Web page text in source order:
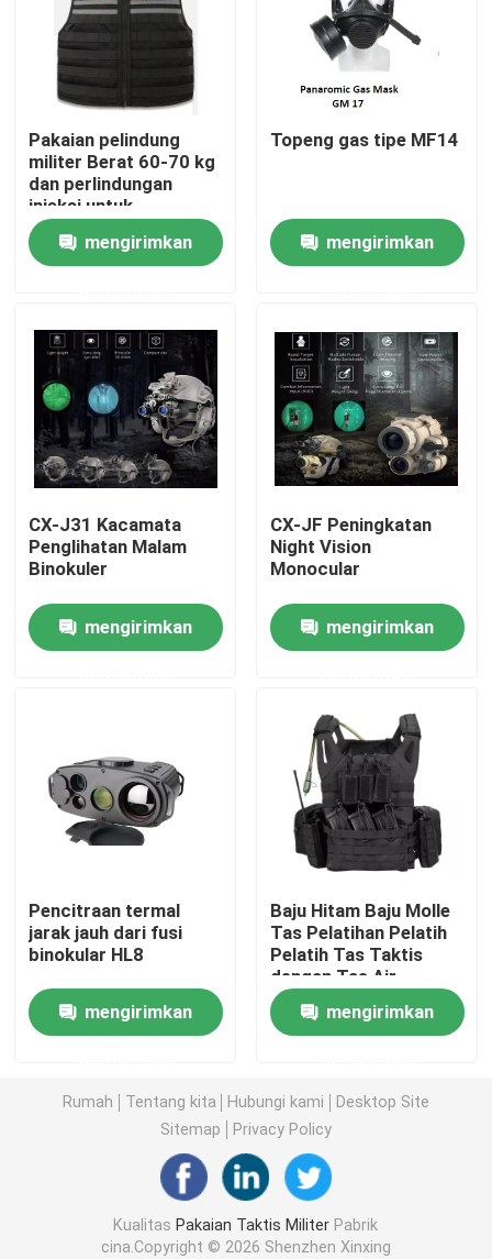
Rumah
Produk
video
Tentang Kami
Tur Pabrik
Kontrol Kualitas
Berita
Minta Kutipan
Rompi anti peluru taktis militer
Helm Balistik Taktis
Peralatan anti peluru
Ransel Taktis Militer
Perlengkapan Luar Ruangan Taktis
Sepatu Taktis Tempur
Rompi Taktis Tempur
Pakaian pelindung
militer Berat 60-70 kg
dan perlindungan
injeksi untuk
ukuran/tinggi/berat/area
pelindungmengirimkan
Topeng gas tipe MF14
mengirimkan
CX-J31 Kacamata
Penglihatan Malam
Binokuler
mengirimkan
CX-JF Peningkatan
Night Vision
Monocular
mengirimkan
Pencitraan termal
jarak jauh dari fusi
binokular HL8
mengirimkan
Baju Hitam Baju Molle
Tas Pelatihan Pelatih
Pelatih Tas Taktis
dengan Tas Air
mengirimkan
Rumah Tentang kita Hubungi kami
Desktop Site
Sitemap
Privacy Policy
Kualitas Pakaian Taktis Militer Pabrik
cina.Copyright © 2026 Shenzhen Xinxing